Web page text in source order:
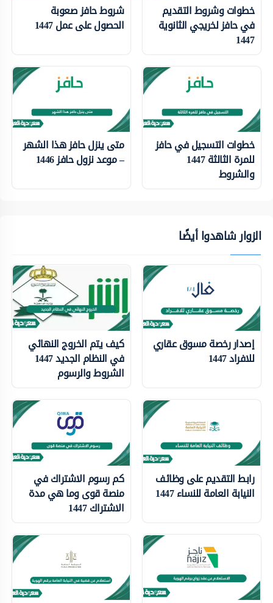
خطوات وشروط التقديم
في حافز لخريجي الثانوية
1447
شروط حافز صعوبة
الحصول على عمل 1447
خطوات التسجيل في حافز
للمرة الثالثة 1447
والشروط
متى ينزل حافز هذا الشهر
– موعد نزول حافز 1446
الزوار شاهدوا أيضًا
إصدار رخصة مسوق عقاري
للافراد 1447
كيف يتم الخروج النهائي
في النظام الجديد 1447
الشروط والرسوم
رابط التقديم على وظائف
النيابة العامة للنساء 1447
كم رسوم الاشتراك في
منصة قوى وما هي مدة
الاشتراك 1447